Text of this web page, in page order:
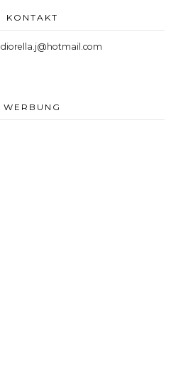
KONTAKT
diorella.j@hotmail.com
WERBUNG